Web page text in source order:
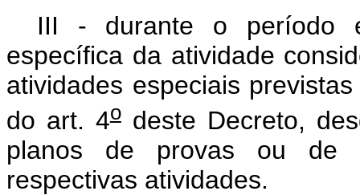
III - durante o período
específica da atividade
atividades especiais
do art. 4odeste Decreto,
planos de provas ou de
respectivas atividades.